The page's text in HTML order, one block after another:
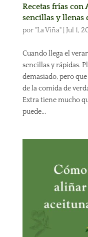
Recetas frías con
sencillas y llenas
por"La Viña"| Jul 1,
Cuando llega el
sencillas y rápidas.
demasiado, pero
de la comida de
Extra tiene mucho
puede...